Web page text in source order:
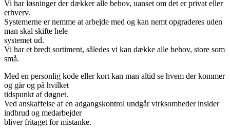
Vi har løsninger der dækker alle behov, uanset om det er privat eller
erhverv.
Systemerne er nemme at arbejde med og kan nemt opgraderes uden
man skal skifte hele
systemet ud.
Vi har et bredt sortiment, således vi kan dække alle behov, store som
små.
Med en personlig kode eller kort kan man altid se hvem der kommer
og går og på hvilket
tidspunkt af døgnet.
Ved anskaffelse af en adgangskontrol undgår virksomheder insider
indbrud og medarbejder
bliver fritaget for mistanke.